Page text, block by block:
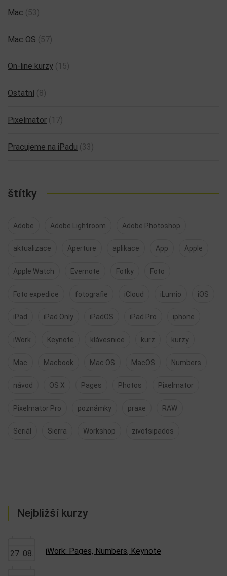
Mac (53)
Mac OS (57)
On-line kurzy (15)
Ostatní (8)
Pixelmator (17)
Pracujeme na iPadu (33)
štítky
Adobe Adobe Lightroom Adobe Photoshop
aktualizace Aperture aplikace App Apple
Apple Watch Evernote Fotky Foto
Foto expedice fotografie iCloud iLumio iOS
iPad iPad Only iPadOS iPad Pro iphone
iWork Keynote klávesnice kurz kurzy
Mac Macbook Mac OS MacOS Numbers
návod OS X Pages Photos Pixelmator
Pixelmator Pro poznámky praxe RAW
Seriál Sierra Workshop zivotsipados
Nejbližší kurzy
27. 08. iWork: Pages, Numbers, Keynote